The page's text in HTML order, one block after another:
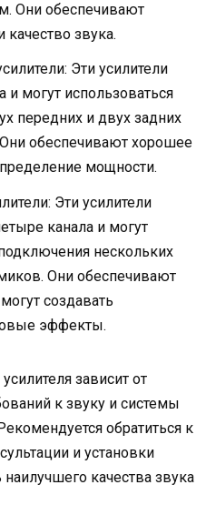
Они обеспечивают
звука.
Эти усилители
могут использоваться
передних и двух задних
обеспечивают хорошее
мощности.
Эти усилители
канала и могут
нескольких
Они обеспечивают
создавать
эффекты.
зависит от
к звуку и системы
обратиться к
и установки
качества звука